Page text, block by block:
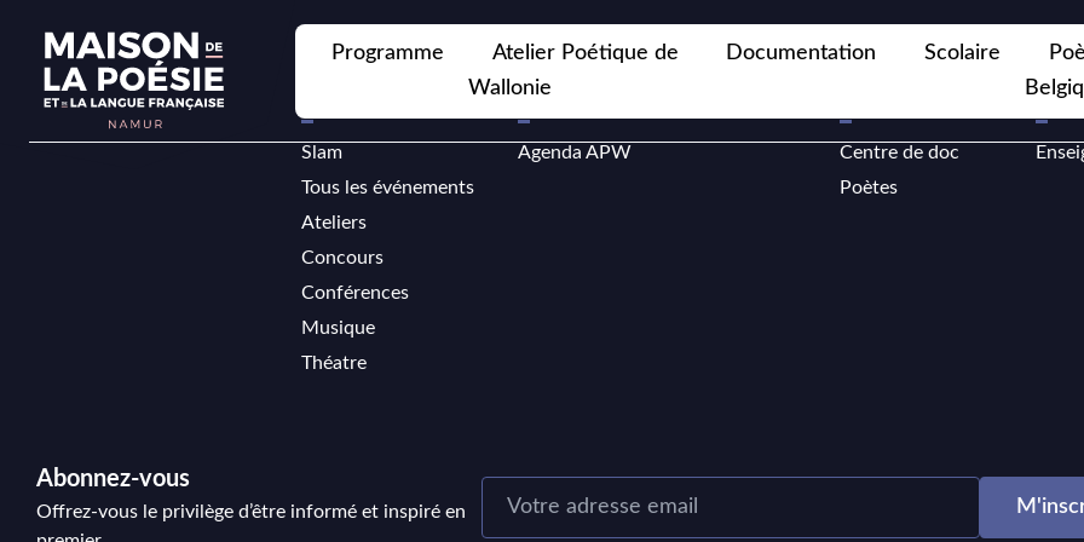
Programme
Atelier Poétique de
Wallonie
Documentation Scolaire
Slam
Tous les événements
Ateliers
Concours
Conférences
Musique
Théatre
Atelier Poétique de Wallonie
Agenda APW
Centre de doc
Poètes
Abonnez-vous
Offrez-vous le privilège d’être informé et inspiré en